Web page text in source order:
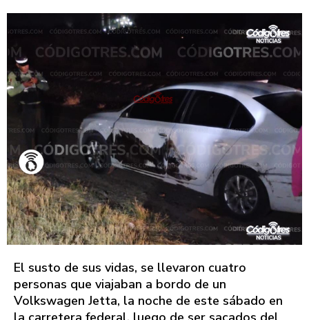
El susto de sus vidas, se llevaron cuatro
personas que viajaban a bordo de un
Volkswagen Jetta, la noche de este sábado en